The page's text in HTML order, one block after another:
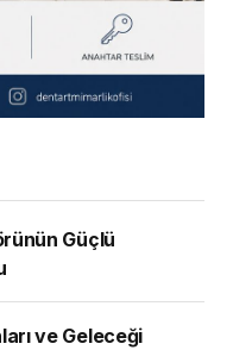
Güçlü
ve Geleceği